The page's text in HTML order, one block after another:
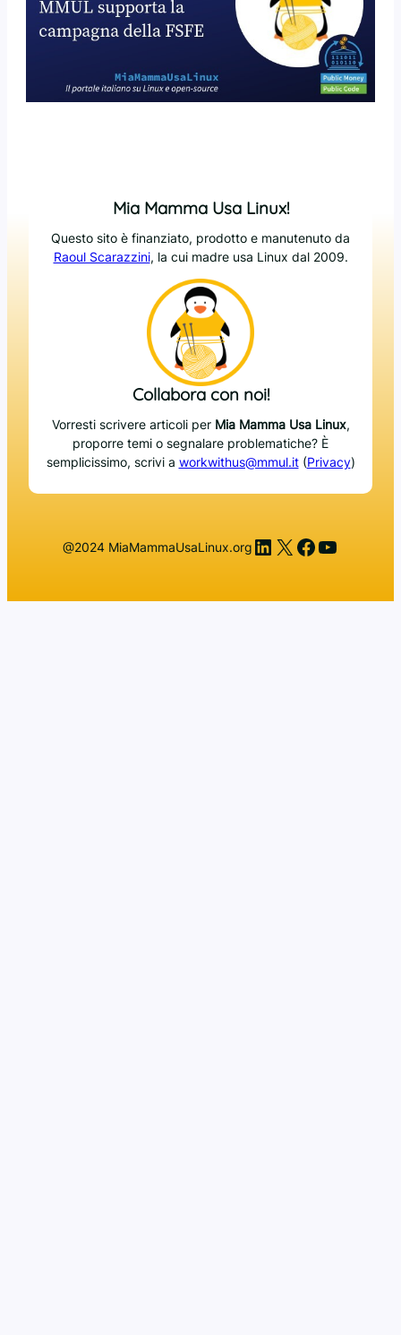
Mia Mamma Usa Linux!
Questo sito è finanziato, prodotto e manutenuto da
Raoul Scarazzini, la cui madre usa Linux dal 2009.
Collabora con noi!
Vorresti scrivere articoli per Mia Mamma Usa Linux,
proporre temi o segnalare problematiche? È
semplicissimo, scrivi a workwithus@mmul.it(Privacy)
@2024 MiaMammaUsaLinux.org LinkedIn
X Facebook